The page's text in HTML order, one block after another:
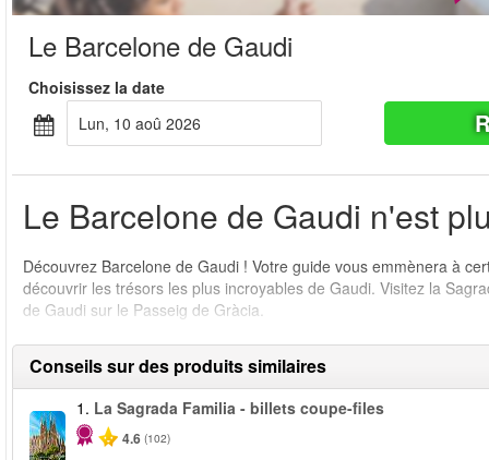
Le Barcelone de Gaudi
Choisissez la date
lun, 10 aoû 2026
Le Barcelone de Gaudi n'est
Découvrez Barcelone de Gaudi ! Votre guide vous emmènera à
découvrir les trésors les plus incroyables de Gaudi. Visitez la
de Gaudi sur le Passeig de Gràcia.
Conseils sur des produits similaires
1. La Sagrada Familia - billets coupe-files
4.6 (102)